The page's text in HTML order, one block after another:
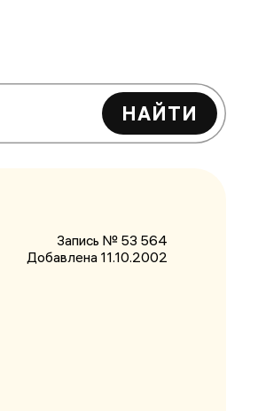
НАЙТИ
Запись № 53 564
Добавлена 11.10.2002